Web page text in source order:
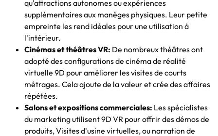
qu'attractions autonomes ou expériences
supplémentaires aux manèges physiques. Leur petite
empreinte les rend idéales pour une utilisation à
l'intérieur.
Cinémas et théâtres VR: De nombreux théâtres ont
adopté des configurations de cinéma de réalité
virtuelle 9D pour améliorer les visites de courts
métrages. Cela ajoute de la valeur et crée des affaires
répétées.
Salons et expositions commerciales: Les spécialistes
du marketing utilisent 9D VR pour offrir des démos de
produits, Visites d'usine virtuelles, ou narration de